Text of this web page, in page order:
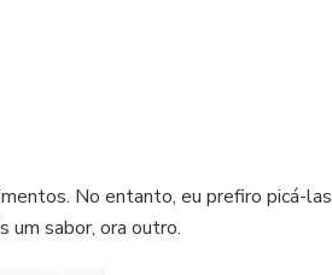
No entanto, eu prefiro picá-las
um sabor, ora outro.